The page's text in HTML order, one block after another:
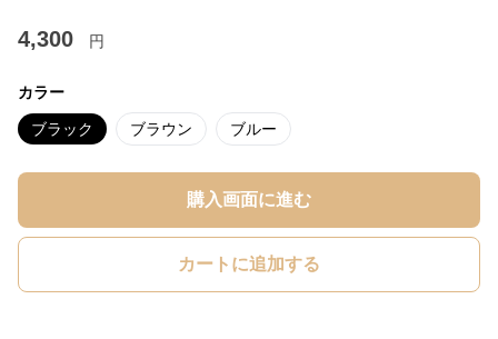
4,300 円
カラー
ブラック ブラウン ブルー
購入画面に進む
カートに追加する